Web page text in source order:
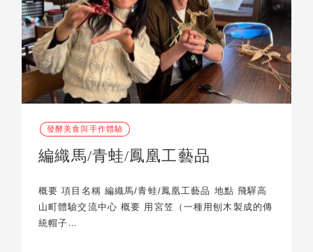
發酵美食與手作體驗
編織馬/青蛙/鳳凰工藝品
概要 項目名稱 編織馬/青蛙/鳳凰工藝品 地點 飛驒高
山町體驗交流中心 概要 用宮笠（一種用刨木製成的傳
統帽子…